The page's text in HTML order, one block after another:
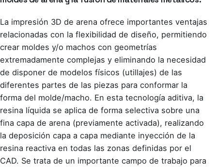
La impresión 3D de arena ofrece importantes ventajas
relacionadas con la flexibilidad de diseño, permitiendo
crear moldes y/o machos con geometrías
extremadamente complejas y eliminando la necesidad
de disponer de modelos físicos (utillajes) de las
diferentes partes de las piezas para conformar la
forma del molde/macho. En esta tecnología aditiva, la
resina líquida se aplica de forma selectiva sobre una
fina capa de arena (previamente activada), realizando
la deposición capa a capa mediante inyección de la
resina reactiva en todas las zonas definidas por el
CAD. Se trata de un importante campo de trabajo para